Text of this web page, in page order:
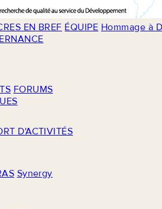
EN BREF ÉQUIPE Hommage à
FORUMS
D'ACTIVITÉS
Synergy